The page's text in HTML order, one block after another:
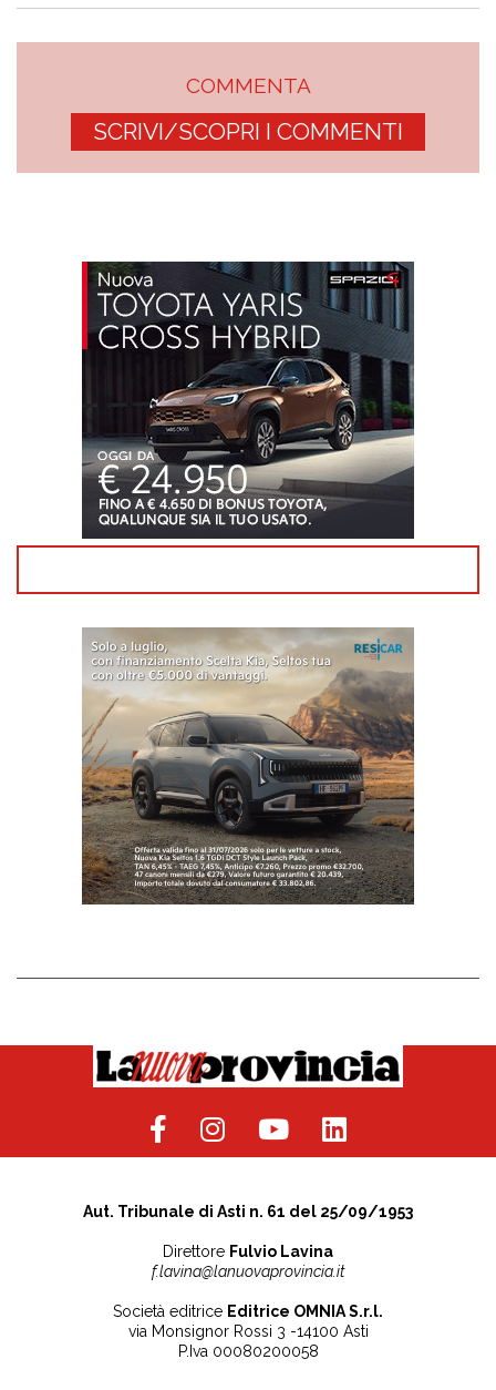
COMMENTA
SCRIVI/SCOPRI I COMMENTI
Aut. Tribunale di Asti n. 61 del 25/09/1953
Direttore Fulvio Lavina
f.lavina@lanuovaprovincia.it
Società editrice Editrice OMNIA S.r.l.
via Monsignor Rossi 3 -14100 Asti
P.Iva 00080200058